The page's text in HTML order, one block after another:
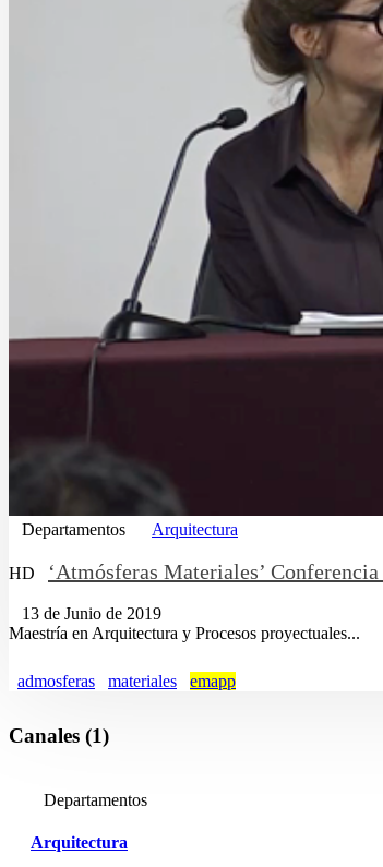
Departamentos Arquitectura
HD ‘Atmósferas Materiales’ Conferencia
13 de Junio de 2019
Maestría en Arquitectura y Procesos proyectuales...
admosferas materiales emapp
Canales (1)
Departamentos
Arquitectura